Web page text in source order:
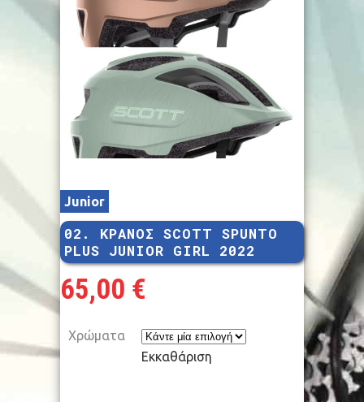
Junior
02. ΚΡΑΝΟΣ SCOTT SPUNTO
PLUS JUNIOR GIRL 2022
65,00 €
Χρώματα
Εκκαθάριση